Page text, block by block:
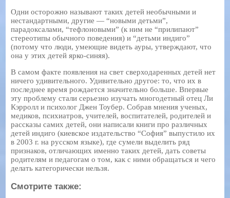
Одни осторожно называют таких детей необычными и
нестандартными, другие — “новыми детьми”,
парадоксалами, “тефлоновыми” (к ним не “прилипают”
стереотипы обычного поведения) и “детьми индиго”
(потому что люди, умеющие видеть ауры, утверждают, что
она у этих детей ярко-синяя).
В самом факте появления на свет сверходаренных детей нет
ничего удивительного. Удивительно другое: то, что их в
последнее время рождается значительно больше. Впервые
эту проблему стали серьезно изучать многодетный отец Ли
Кэрролл и психолог Джен Тоубер. Собрав мнения ученых,
медиков, психиатров, учителей, воспитателей, родителей и
рассказы самих детей, они написали книги про различных
детей индиго (киевское издательство “София” выпустило их
в 2003 г. на русском языке), где сумели выделить ряд
признаков, отличающих именно таких детей, дать советы
родителям и педагогам о том, как с ними обращаться и чего
делать категорически нельзя.
Смотрите также: